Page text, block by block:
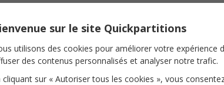
sur le site Quickpartitions
utilisons des cookies pour améliorer votre expérience
des contenus personnalisés et analyser notre trafic.
cliquant sur « Autoriser tous les cookies », vous